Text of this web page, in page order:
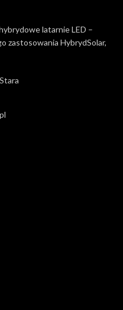
latarnie LED –
zastosowania HybrydSolar,